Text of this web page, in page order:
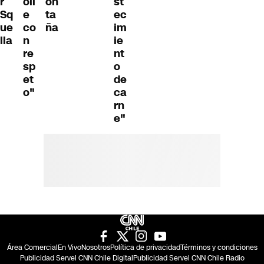
Sq
ue
lla
e
co
n
re
sp
et
o"
ta
ña
ec
im
ie
nt
o
de
ca
rn
e"
Área ComercialEn VivoNosotrosPolítica de privacidadTérminos y condiciones
Publicidad Servel CNN Chile DigitalPublicidad Servel CNN Chile Radio